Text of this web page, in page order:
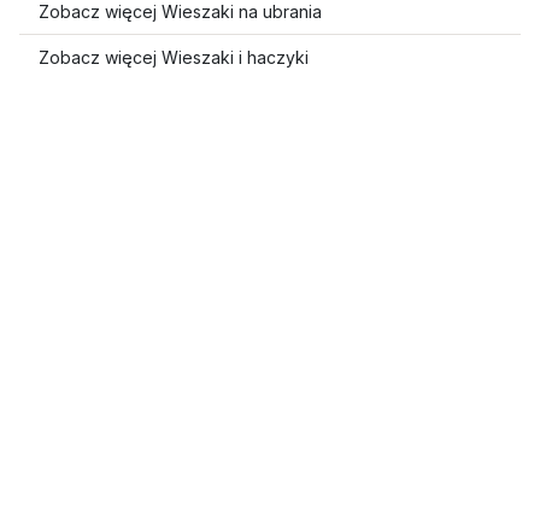
Zobacz więcej Wieszaki na ubrania
Zobacz więcej Wieszaki i haczyki